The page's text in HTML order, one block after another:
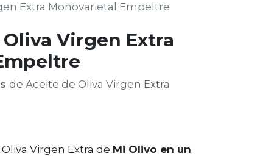
Extra Monovarietal Empeltre
Virgen Extra
de Aceite de Oliva Virgen Extra
Virgen Extra de Mi Olivo en un